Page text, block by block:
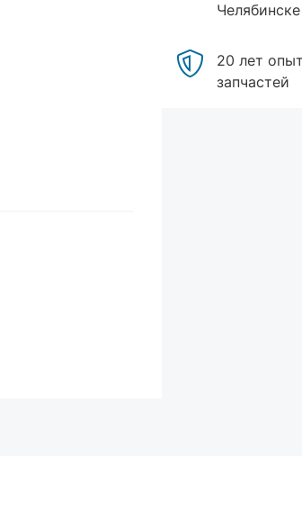
Челябинске
20 лет
запчастей